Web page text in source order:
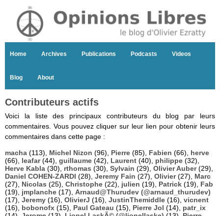
Home Archives Publications Podcasts Videos
Blog About
Contributeurs actifs
Voici la liste des principaux contributeurs du blog par leurs
commentaires. Vous pouvez cliquer sur leur lien pour obtenir leurs
commentaires dans cette page :
macha (113), Michel Nizon (96), Pierre (85), Fabien (66), herve
(66), leafar(44), guillaume (42), Laurent (40), philippe (32),
Herve Kabla (30), rthomas (30), Sylvain (29), Olivier Auber(29),
Daniel COHEN-ZARDI (28), Jeremy Fain (27), Olivier(27), Marc
(27), Nicolas (25), Christophe (22), julien (19), Patrick (19), Fab
(19), jmplanche (17), Arnaud@Thurudev (@arnaud_thurudev)
(17), Jeremy (16), OlivierJ (16), JustinThemiddle (16), vicnent
(16), bobonofx (15), Paul Gateau (15), Pierre Jol (14), patr_ix